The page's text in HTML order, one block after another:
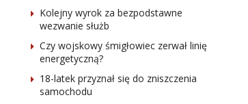
Kolejny wyrok za bezpodstawne
wezwanie służb
Czy wojskowy śmigłowiec zerwał linię
energetyczną?
18-latek przyznał się do zniszczenia
samochodu